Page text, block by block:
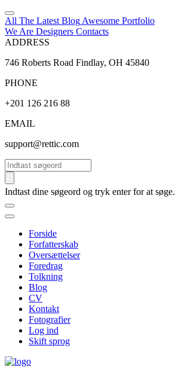
All The Latest Blog Awesome Portfolio
We Are Designers Contacts
ADDRESS
746 Roberts Road Findlay, OH 45840
PHONE
+201 126 216 88
EMAIL
support@rettic.com
Søg
Indtast dine søgeord og tryk enter for at søge.
Forside
Forfatterskab
Oversættelser
Foredrag
Tolkning
Blog
CV
Kontakt
Fotografier
Log ind
Skift sprog